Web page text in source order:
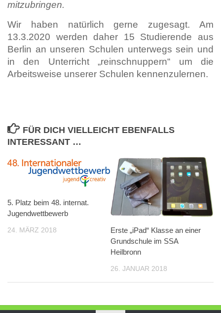
mitzubringen.
Wir haben natürlich gerne zugesagt. Am
13.3.2020 werden daher 15 Studierende aus
Berlin an unseren Schulen unterwegs sein und
in den Unterricht „reinschnuppern“ um die
Arbeitsweise unserer Schulen kennenzulernen.
FÜR DICH VIELLEICHT EBENFALLS
INTERESSANT …
5. Platz beim 48. internat.
Jugendwettbewerb
24. MÄRZ 2018
Erste „iPad“ Klasse an einer
Grundschule im SSA
Heilbronn
26. JANUAR 2018